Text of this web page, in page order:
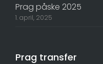
Prag påske 2025
1. april, 2025
Prag transfer